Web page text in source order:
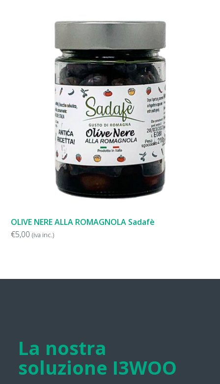
OLIVE NERE ALLA ROMAGNOLA Sadafè
€5,00 (iva inc.)
La nostra
soluzione I3WOO